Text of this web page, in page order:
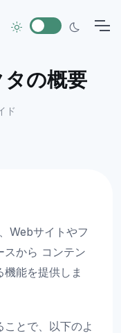
の概要
ド
Webサイトやフ
スから コンテン
能を提供しま
とで、以下のよ